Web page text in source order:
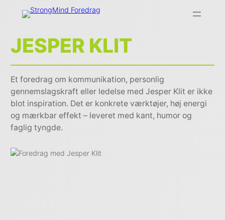
JESPER KLIT
Et foredrag om kommunikation, personlig
gennemslagskraft eller ledelse med Jesper Klit er ikke
blot inspiration. Det er konkrete værktøjer, høj energi
og mærkbar effekt – leveret med kant, humor og
faglig tyngde.